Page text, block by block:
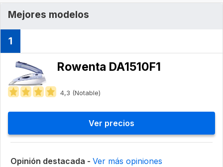
Mejores modelos
1
Rowenta DA1510F1
4,3 (Notable)
Ver precios
Opinión destacada - Ver más opiniones